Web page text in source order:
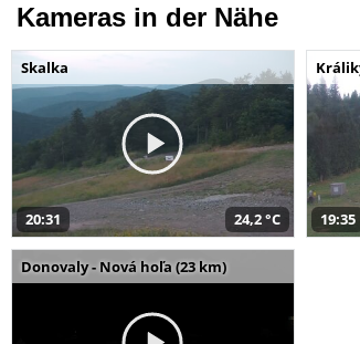
Kameras in der Nähe
Skalka
20:31 24,2 °C 19:35
Donovaly - Nová hoľa (23 km)